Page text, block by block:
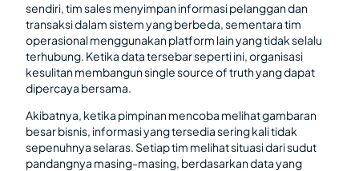
sendiri, tim sales menyimpan informasi pelanggan dan
transaksi dalam sistem yang berbeda, sementara tim
operasional menggunakan platform lain yang tidak selalu
terhubung. Ketika data tersebar seperti ini, organisasi
kesulitan membangun single source of truth yang dapat
dipercaya bersama.
Akibatnya, ketika pimpinan mencoba melihat gambaran
besar bisnis, informasi yang tersedia sering kali tidak
sepenuhnya selaras. Setiap tim melihat situasi dari sudut
pandangnya masing-masing, berdasarkan data yang